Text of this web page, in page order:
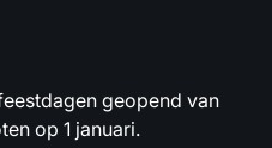
geopend van
op 1 januari.